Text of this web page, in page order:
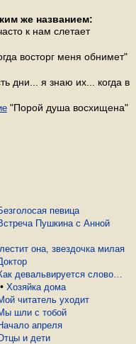
же названием:
к нам слетает
восторг меня обнимет"
дни... я знаю их... когда в
"Порой душа восхищена"
певица
Пушкина с Анной
она, звездочка милая
девальвируется слово…
• Хозяйка дома
читатель уходит
шли с тобой
апреля
и дети